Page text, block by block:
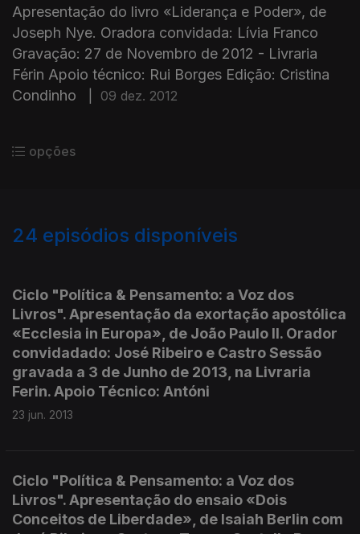
Apresentação do livro «Liderança e Poder», de
Joseph Nye. Oradora convidada: Lívia Franco
Gravação: 27 de Novembro de 2012 - Livraria
Férin Apoio técnico: Rui Borges Edição: Cristina
Condinho
09 dez. 2012
opções
24 episódios disponíveis
Ciclo "Política & Pensamento: a Voz dos
Livros". Apresentação da exortação apostólica
«Ecclesia in Europa», de João Paulo II. Orador
convidadado: José Ribeiro e Castro Sessão
gravada a 3 de Junho de 2013, na Livraria
Ferin. Apoio Técnico: Antóni
23 jun. 2013
Ciclo "Política & Pensamento: a Voz dos
Livros". Apresentação do ensaio «Dois
Conceitos de Liberdade», de Isaiah Berlin com